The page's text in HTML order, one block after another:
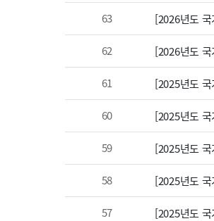
63 [2026년도
62 [2026년도
61 [2025년도
60 [2025년도
59 [2025년도 국
58 [2025년도
57 [2025년도